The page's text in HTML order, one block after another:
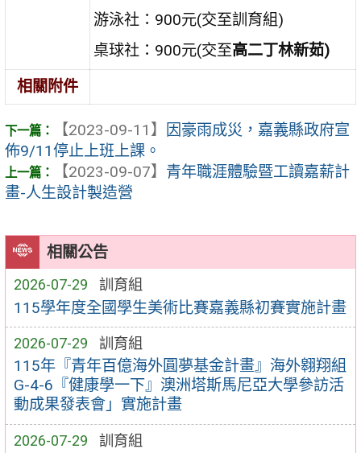
相關公告
2026-07-29 訓育組
115學年度全國學生美術比賽嘉義縣初賽實施計畫
2026-07-29 訓育組
115年『青年百億海外圓夢基金計畫』海外翱翔組
G-4-6『健康學一下』澳洲塔斯馬尼亞大學參訪活
動成果發表會」實施計畫
2026-07-29 訓育組
游泳社：900元(交至訓育組)
桌球社：900元(交至高二丁林新茹)
相關附件
【2023-09-11】
因豪雨成災，嘉義縣政府宣
佈9/11停止上班上課。
【2023-09-07】 青年職涯體驗暨工讀嘉薪計
畫-人生設計製造營